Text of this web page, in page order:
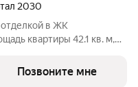
2030
отделкой в ЖК
42.1 кв. м,
Проект
Позвоните мне